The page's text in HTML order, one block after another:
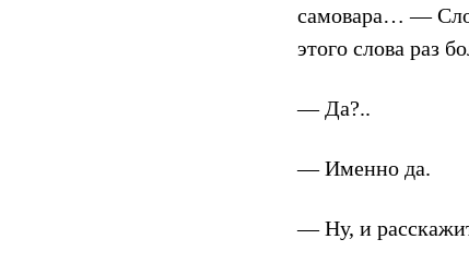
самовара… —
этого слова раз
— Да?..
— Именно да.
— Ну, и